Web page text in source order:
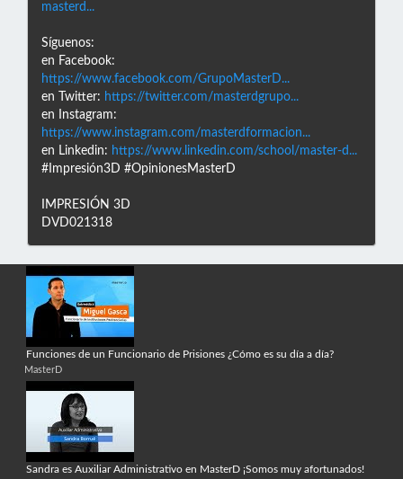
masterd...
Síguenos:
en Facebook:
https://www.facebook.com/GrupoMasterD...
en Twitter: https://twitter.com/masterdgrupo...
en Instagram:
https://www.instagram.com/masterdformacion...
en Linkedin: https://www.linkedin.com/school/master-d...
#Impresión3D #OpinionesMasterD
IMPRESIÓN 3D
DVD021318
Funciones de un Funcionario de Prisiones ¿Cómo es su día a día?
MasterD
Sandra es Auxiliar Administrativo en MasterD ¡Somos muy afortunados!